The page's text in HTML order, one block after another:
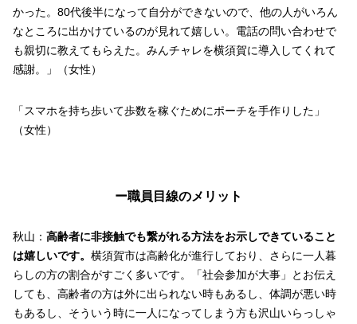
かった。80代後半になって自分ができないので、他の人がいろん
なところに出かけているのが見れて嬉しい。電話の問い合わせで
も親切に教えてもらえた。みんチャレを横須賀に導入してくれて
感謝。」（女性）
「スマホを持ち歩いて歩数を稼ぐためにポーチを手作りした」
（女性）
ー職員目線のメリット
秋山： 高齢者に非接触でも繋がれる方法をお示しできていること
は嬉しいです。 横須賀市は高齢化が進行しており、さらに一人暮
らしの方の割合がすごく多いです。「社会参加が大事」とお伝え
しても、高齢者の方は外に出られない時もあるし、体調が悪い時
もあるし、そういう時に一人になってしまう方も沢山いらっしゃ